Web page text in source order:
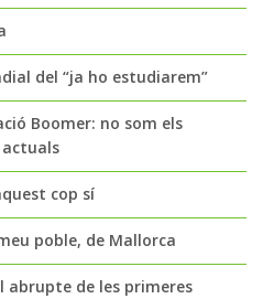
del “ja ho estudiarem”
Boomer: no som els
cop sí
poble, de Mallorca
abrupte de les primeres